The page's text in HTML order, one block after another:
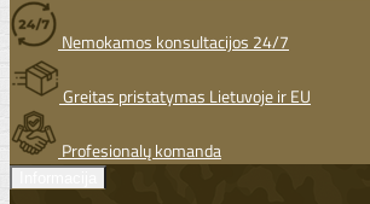
Nemokamos konsultacijos 24/7
Greitas pristatymas Lietuvoje ir EU
Profesionalų komanda